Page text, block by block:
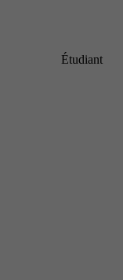
Étudiant